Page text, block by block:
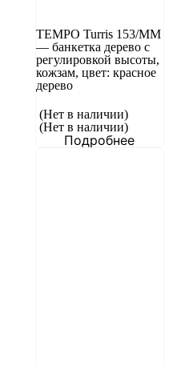
TEMPO Turris 153/MM
— банкетка дерево с
регулировкой высоты,
кожзам, цвет: красное
дерево
(Нет в наличии)
(Нет в наличии)
Подробнее